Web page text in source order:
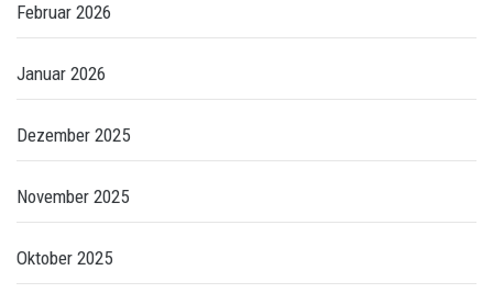
Februar 2026
Januar 2026
Dezember 2025
November 2025
Oktober 2025